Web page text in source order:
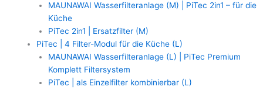
MAUNAWAI Wasserfilteranlage (M) | PiTec 2in1 – für die
Küche
PiTec 2in1 | Ersatzfilter (M)
PiTec | 4 Filter-Modul für die Küche (L)
MAUNAWAI Wasserfilteranlage (L) | PiTec Premium
Komplett Filtersystem
PiTec | als Einzelfilter kombinierbar (L)